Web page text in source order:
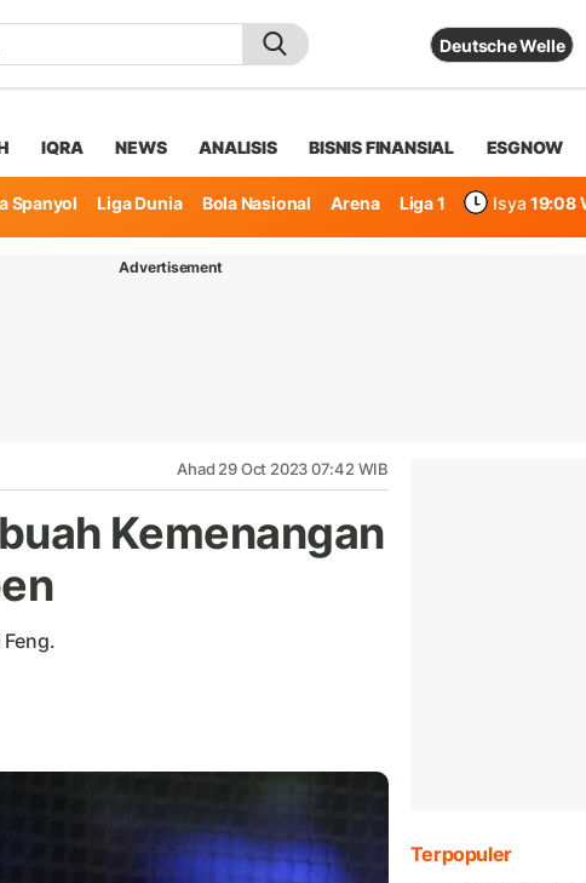
Deutsche Welle
IQRA NEWS ANALISIS BISNIS FINANSIAL ESGNOW
Spanyol Liga Dunia Bola Nasional Arena Liga 1 Isya 19:08
Advertisement
Ahad 29 Oct 2023 07:42 WIB
Kemenangan
Terpopuler